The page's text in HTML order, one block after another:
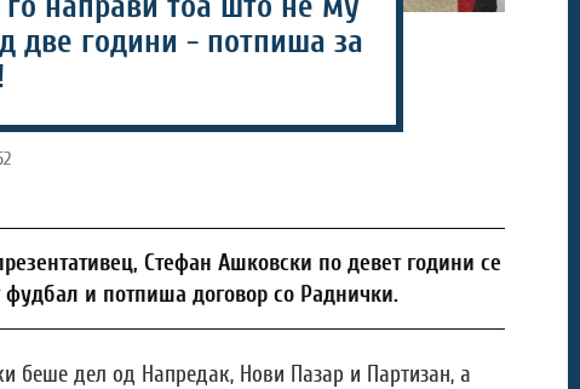
две години - потпиша за
Стефан Ашковски по девет години се
фудбал и потпиша договор со Раднички.
беше дел од Напредак, Нови Пазар и Партизан, а